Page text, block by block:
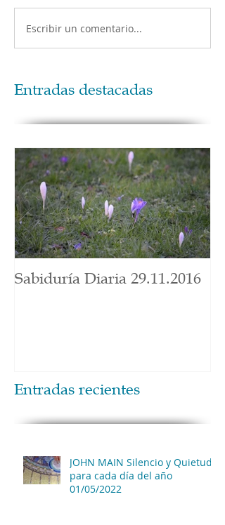
Escribir un comentario...
Entradas destacadas
Sabiduría Diaria 29.11.2016
Entradas recientes
JOHN MAIN Silencio y Quietud
para cada día del año
01/05/2022